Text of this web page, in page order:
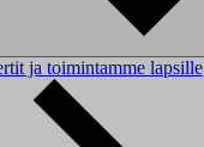
ja toimintamme lapsille